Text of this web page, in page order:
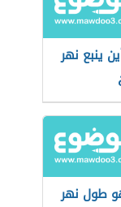
ينبع نهر
طول نهر